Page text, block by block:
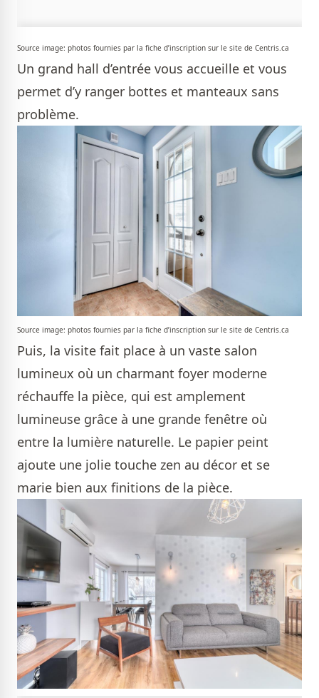
Source image: photos fournies par la fiche d’inscription sur le site de Centris.ca
Un grand hall d’entrée vous accueille et vous
permet d’y ranger bottes et manteaux sans
problème.
Source image: photos fournies par la fiche d’inscription sur le site de Centris.ca
Puis, la visite fait place à un vaste salon
lumineux où un charmant foyer moderne
réchauffe la pièce, qui est amplement
lumineuse grâce à une grande fenêtre où
entre la lumière naturelle. Le papier peint
ajoute une jolie touche zen au décor et se
marie bien aux finitions de la pièce.